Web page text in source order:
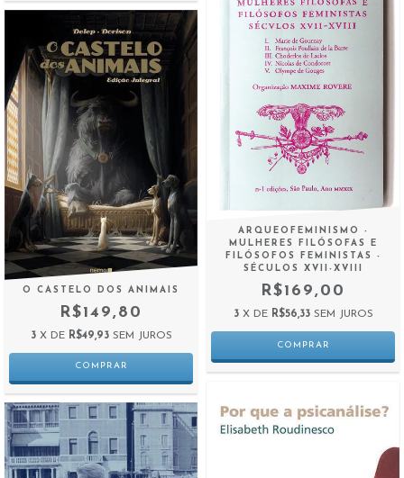
O CASTELO DOS ANIMAIS
R$149,80
3 X DE R$49,93 SEM JUROS
ARQUEOFEMINISMO -
MULHERES FILÓSOFAS E
FILÓSOFOS FEMINISTAS -
SÉCULOS XVII-XVIII
R$169,00
3 X DE R$56,33 SEM JUROS